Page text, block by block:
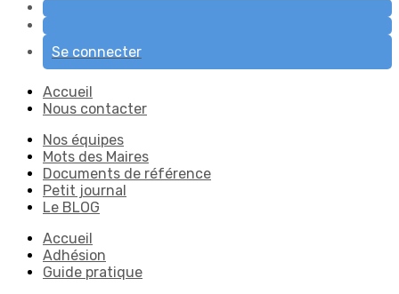
Se connecter
Accueil
Nous contacter
Nos équipes
Mots des Maires
Documents de référence
Petit journal
Le BLOG
Accueil
Adhésion
Guide pratique